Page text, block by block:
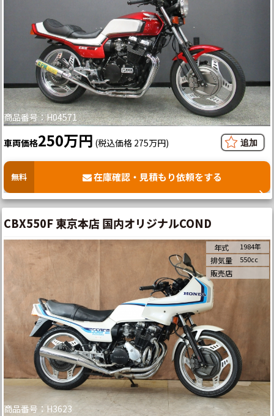
商品番号：H04571
車両価格250万円 (税込価格 275万円)
無料 在庫確認・見積もり依頼をする
CBX550F 東京本店 国内オリジナルCOND
商品番号：H3623
年式 1984年
排気量 550cc
販売店